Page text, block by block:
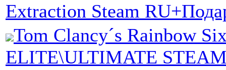
Extraction Steam
Tom Clancy´s Rainbow
ELITE\ULTIMATE